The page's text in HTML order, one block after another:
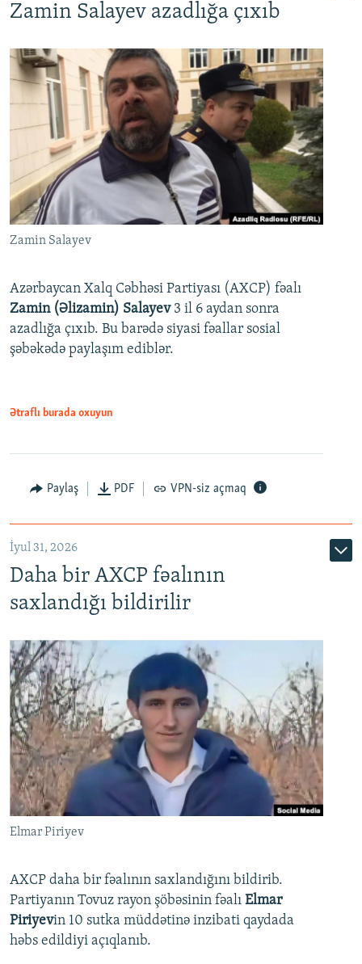
Zamin Salayev azadlığa çıxıb
Zamin Salayev
Azərbaycan Xalq Cəbhəsi Partiyası (AXCP) fəalı
Zamin (Əlizamin) Salayev 3 il 6 aydan sonra
azadlığa çıxıb. Bu barədə siyasi fəallar sosial
şəbəkədə paylaşım ediblər.
Ətraflı burada oxuyun
Paylaş PDF VPN-siz açmaq
İyul 31, 2026
Daha bir AXCP fəalının
saxlandığı bildirilir
Elmar Piriyev
AXCP daha bir fəalının saxlandığını bildirib.
Partiyanın Tovuz rayon şöbəsinin fəalı Elmar
Piriyevin 10 sutka müddətinə inzibati qaydada
həbs edildiyi açıqlanıb.